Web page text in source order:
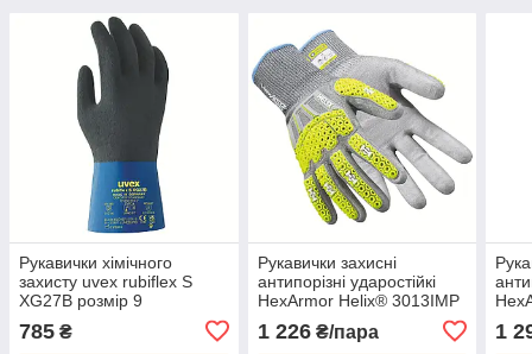
Рукавички хімічного
захисту uvex rubiflex S
XG27B розмір 9
785 ₴
Рукавички захисні
антипорізні ударостійкі
HexArmor Helix® 3013IMP
1 226₴/пара 1